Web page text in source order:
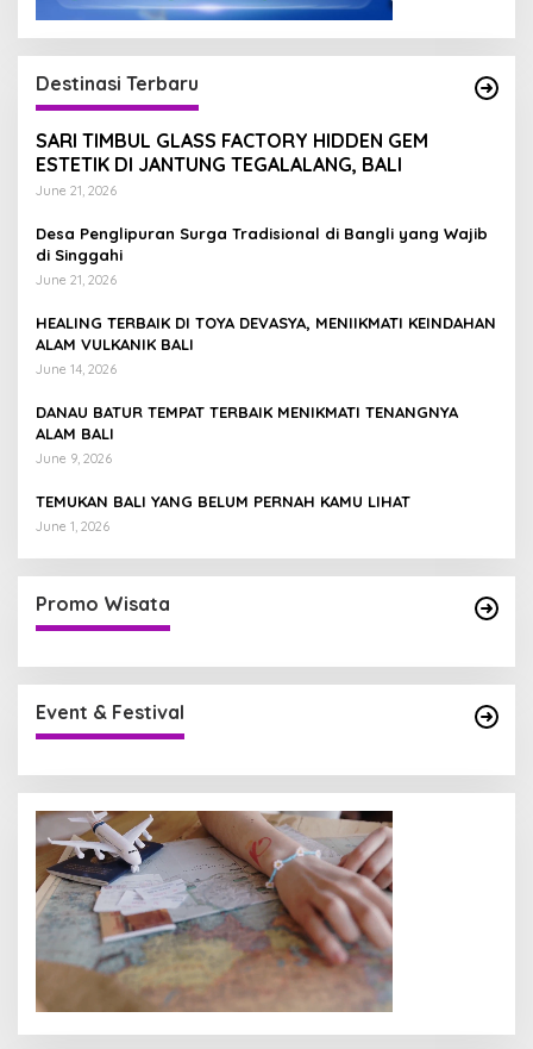
Destinasi Terbaru
SARI TIMBUL GLASS FACTORY HIDDEN GEM
ESTETIK DI JANTUNG TEGALALANG, BALI
June 21, 2026
Desa Penglipuran Surga Tradisional di Bangli yang Wajib
di Singgahi
June 21, 2026
HEALING TERBAIK DI TOYA DEVASYA, MENIIKMATI KEINDAHAN
ALAM VULKANIK BALI
June 14, 2026
DANAU BATUR TEMPAT TERBAIK MENIKMATI TENANGNYA
ALAM BALI
June 9, 2026
TEMUKAN BALI YANG BELUM PERNAH KAMU LIHAT
June 1, 2026
Promo Wisata
Event & Festival